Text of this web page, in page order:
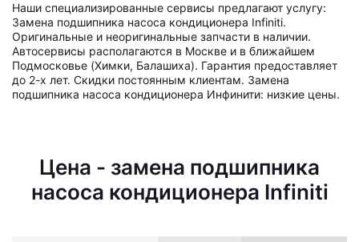
Наши специализированные сервисы предлагают услугу:
Замена подшипника насоса кондиционера Infiniti.
Оригинальные и неоригинальные запчасти в наличии.
Автосервисы располагаются в Москве и в ближайшем
Подмосковье (Химки, Балашиха). Гарантия предоставляет
до 2-х лет. Скидки постоянным клиентам. Замена
подшипника насоса кондиционера Инфинити: низкие цены.
Цена - замена подшипника
насоса кондиционера Infiniti